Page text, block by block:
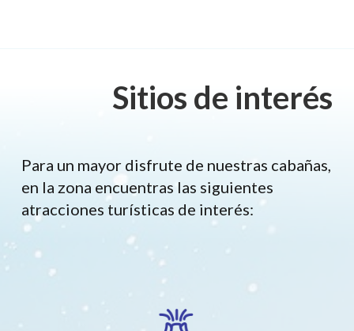
Sitios de interés
Para un mayor disfrute de nuestras cabañas,
en la zona encuentras las siguientes
atracciones turísticas de interés: